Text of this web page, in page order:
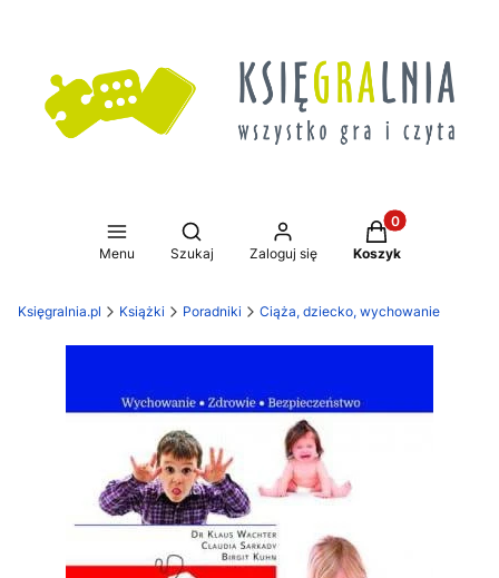
Menu
Otwórz wyszukiwarkę
Szukaj Zaloguj się
Produkty w
Koszyk
Księgralnia.pl Książki Poradniki Ciąża, dziecko, wychowanie